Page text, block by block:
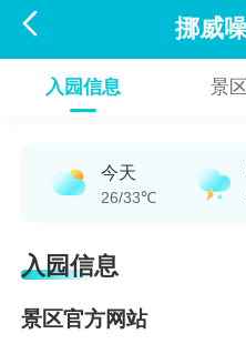
 挪威
入园信息 景
今天
26/33℃
入园信息
景区官方网站